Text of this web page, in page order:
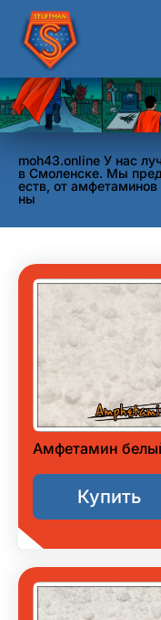
moh43.online У нас
в Смоленске. Мы
еств, от амфетаминов
ны
Амфетамин
Купить